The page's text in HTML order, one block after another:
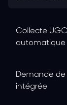
Collecte UGC
automatique
Demande de
intégrée